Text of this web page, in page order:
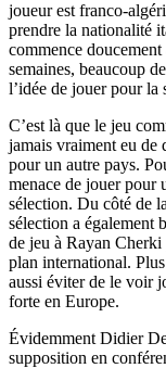
joueur est franco-
prendre la nationalité
commence
semaines, beaucoup
l’idée de jouer pour la
C’est là que le jeu
jamais vraiment eu de
pour un autre pays.
menace de jouer pour
sélection. Du côté de
sélection a également
de jeu à Rayan
plan international.
aussi éviter de le voir
forte en Europe.
Évidemment Didier
supposition en